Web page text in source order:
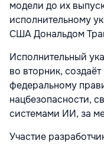
модели до их
исполнительному
США Дональдом
Исполнительный
во вторник,
федеральному
нацбезопасности,
системами ИИ, за
Участие